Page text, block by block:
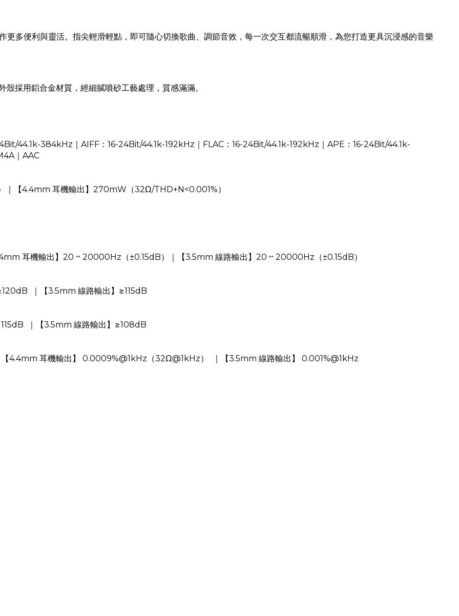
更多便利與靈活。指尖輕滑輕點，即可隨心切換歌曲、調節音效，每一次交互都流暢順滑，為您打造更具沉浸感的音樂
採用鋁合金材質，經細膩噴砂工藝處理，質感滿滿。
44.1k-384kHz｜AIFF：16-24Bit/44.1k-192kHz｜FLAC：16-24Bit/44.1k-192kHz｜APE：16-24Bit/44.1k-
｜AAC
【4.4mm 耳機輸出】270mW（32Ω/THD+N<0.001%）
耳機輸出】20 ~ 20000Hz（±0.15dB）｜【3.5mm 線路輸出】20 ~ 20000Hz（±0.15dB）
｜【3.5mm 線路輸出】≥115dB
｜【3.5mm 線路輸出】≥108dB
4.4mm 耳機輸出】 0.0009%@1kHz（32Ω@1kHz） ｜【3.5mm 線路輸出】 0.001%@1kHz